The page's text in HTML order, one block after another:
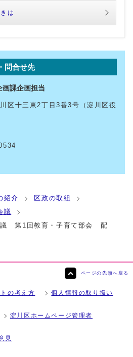
は
問合せ先
画課企画担当
区十三東2丁目3番3号（淀川区役
紹介
区政の取組
議
第1回教育・子育て部会 配
ページの先頭へ戻る
の考え方 個人情報の取り扱い
淀川区ホームページ管理者
見